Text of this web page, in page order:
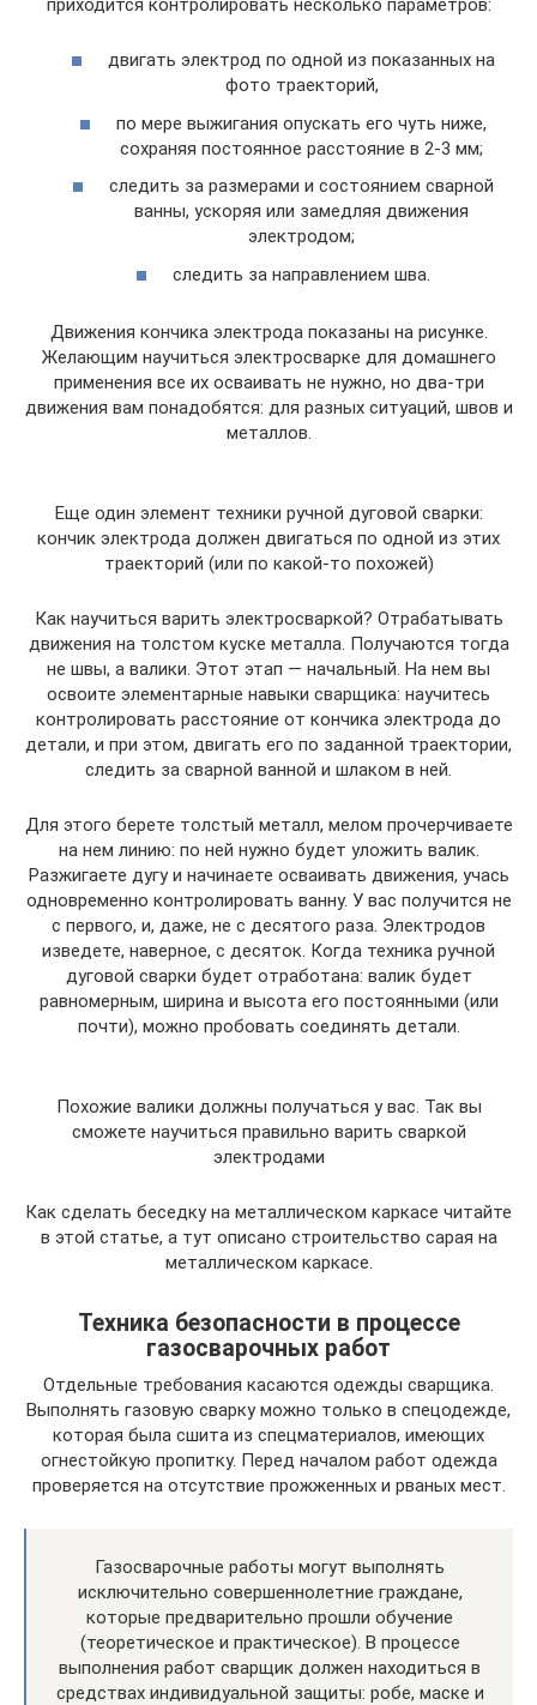
двигать электрод по одной из показанных на
фото траекторий,
по мере выжигания опускать его чуть ниже,
сохраняя постоянное расстояние в 2-3 мм;
следить за размерами и состоянием сварной
ванны, ускоряя или замедляя движения
электродом;
следить за направлением шва.
Движения кончика электрода показаны на рисунке.
Желающим научиться электросварке для домашнего
применения все их осваивать не нужно, но два-три
движения вам понадобятся: для разных ситуаций, швов и
металлов.
Еще один элемент техники ручной дуговой сварки:
кончик электрода должен двигаться по одной из этих
траекторий (или по какой-то похожей)
Как научиться варить электросваркой? Отрабатывать
движения на толстом куске металла. Получаются тогда
не швы, а валики. Этот этап — начальный. На нем вы
освоите элементарные навыки сварщика: научитесь
контролировать расстояние от кончика электрода до
детали, и при этом, двигать его по заданной траектории,
следить за сварной ванной и шлаком в ней.
Для этого берете толстый металл, мелом прочерчиваете
на нем линию: по ней нужно будет уложить валик.
Разжигаете дугу и начинаете осваивать движения, учась
одновременно контролировать ванну. У вас получится не
с первого, и, даже, не с десятого раза. Электродов
изведете, наверное, с десяток. Когда техника ручной
дуговой сварки будет отработана: валик будет
равномерным, ширина и высота его постоянными (или
почти), можно пробовать соединять детали.
Похожие валики должны получаться у вас. Так вы
сможете научиться правильно варить сваркой
электродами
Как сделать беседку на металлическом каркасе читайте
в этой статье, а тут описано строительство сарая на
металлическом каркасе.
Техника безопасности в процессе
газосварочных работ
Отдельные требования касаются одежды сварщика.
Выполнять газовую сварку можно только в спецодежде,
которая была сшита из спецматериалов, имеющих
огнестойкую пропитку. Перед началом работ одежда
проверяется на отсутствие прожженных и рваных мест.
Газосварочные работы могут выполнять
исключительно совершеннолетние граждане,
которые предварительно прошли обучение
(теоретическое и практическое). В процессе
выполнения работ сварщик должен находиться в
средствах индивидуальной защиты: робе, маске и